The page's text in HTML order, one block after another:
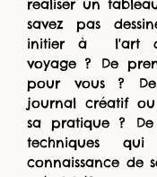
réaliser un
savez pas
initier à l'art
voyage ? De
pour vous ?
journal créatif
sa pratique ?
techniques
connaissance de